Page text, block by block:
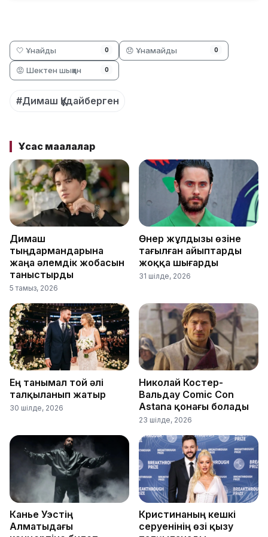
🤍 Ұнайды 0 😞 Ұнамайды 0
😡 Шектен шыққан 0
#Димаш Құдайберген
Ұқсас мақалалар
Димаш
тыңдармандарына
жаңа әлемдік жобасын
таныстырды
5 тамыз, 2026
Өнер жұлдызы өзіне
тағылған айыптарды
жоққа шығарды
31 шілде, 2026
Ең танымал той әлі
талқыланып жатыр
30 шілде, 2026
Николай Костер-
Вальдау Comic Con
Astana қонағы болады
23 шілде, 2026
Канье Уэстің
Алматыдағы
Кристинаның кешкі
серуенінің өзі қызу